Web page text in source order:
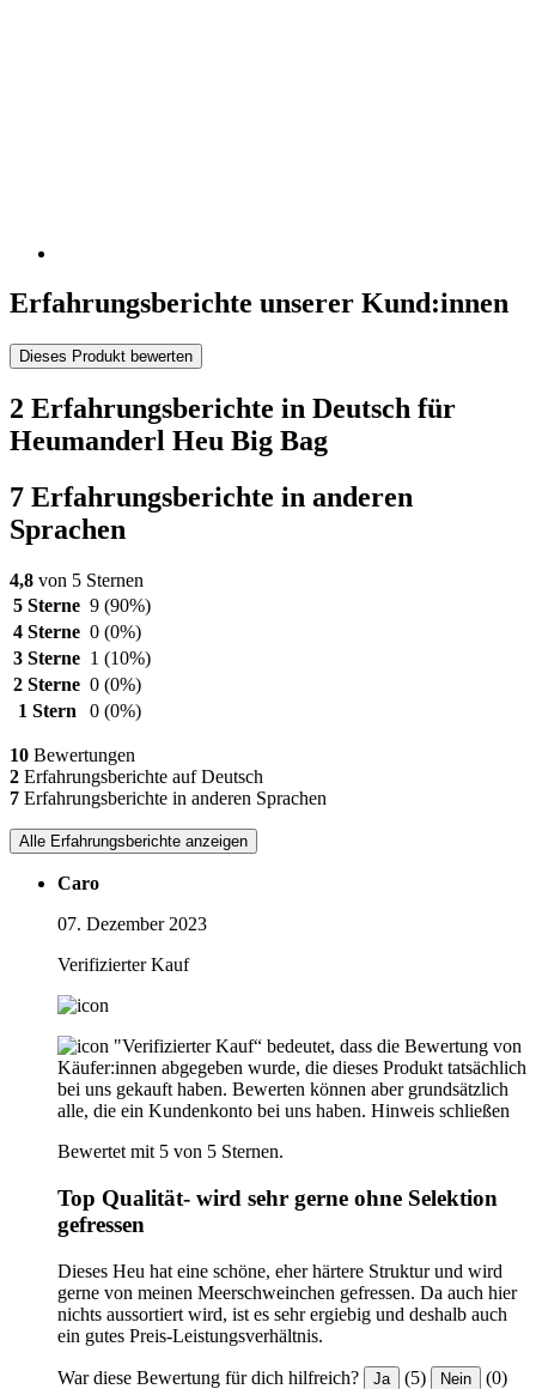
Erfahrungsberichte unserer Kund:innen
Dieses Produkt bewerten
2 Erfahrungsberichte in Deutsch für
Heumanderl Heu Big Bag
7 Erfahrungsberichte in anderen
Sprachen
4,8 von 5 Sternen
5 Sterne 9 (90%)
4 Sterne 0 (0%)
3 Sterne 1 (10%)
2 Sterne 0 (0%)
1 Stern
0 (0%)
10 Bewertungen
2 Erfahrungsberichte auf Deutsch
7 Erfahrungsberichte in anderen Sprachen
Alle Erfahrungsberichte anzeigen
Caro
07. Dezember 2023
Verifizierter Kauf
"Verifizierter Kauf“ bedeutet, dass die Bewertung von
Käufer:innen abgegeben wurde, die dieses Produkt tatsächlich
bei uns gekauft haben. Bewerten können aber grundsätzlich
alle, die ein Kundenkonto bei uns haben. Hinweis schließen
Bewertet mit 5 von 5 Sternen.
Top Qualität- wird sehr gerne ohne Selektion
gefressen
Dieses Heu hat eine schöne, eher härtere Struktur und wird
gerne von meinen Meerschweinchen gefressen. Da auch hier
nichts aussortiert wird, ist es sehr ergiebig und deshalb auch
ein gutes Preis-Leistungsverhältnis.
War diese Bewertung für dich hilfreich? Ja (5) Nein (0)